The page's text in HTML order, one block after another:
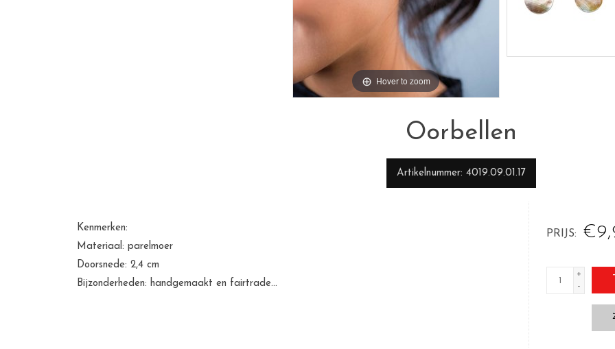
Hover to zoom
Oorbellen
Artikelnummer 4019.09.01.17
PRIJS
+
-
Kenmerken:
Materiaal: parelmoer
Doorsnede: 2,4 cm
Bijzonderheden: handgemaakt en fairtrade...